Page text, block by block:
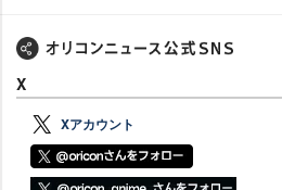
X
Xアカウント